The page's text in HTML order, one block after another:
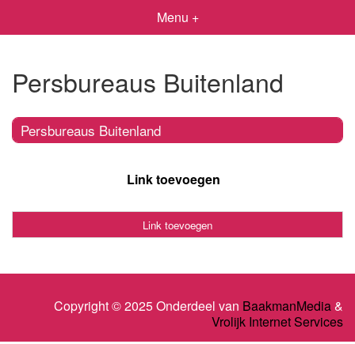
Menu +
Persbureaus Buitenland
Persbureaus Buitenland
Link toevoegen
Link toevoegen
Copyright © 2025 Onderdeel van BaakmanMedia&
Vrolijk Internet Services